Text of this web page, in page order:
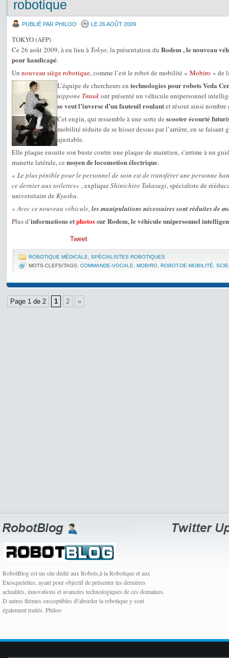
robotique
PUBLIÉ PAR PHILOO LE 26 AOÛT 2009
TOKYO (AFP)
Ce 26 août 2009, à eu lieu à Tokyo, la présentation du Rodem , le nouveau
pour handicapé.
Un nouveau siège robotique, comme l’est le robot de mobilité « Mobiro » de
L’équipe de chercheurs en technologies pour robots Veda
nippone Tmsukont présenté un véhicule unipersonnel
se veut l’inverse d’un fauteuil roulantet résout ainsi nombre
Cet engin, qui ressemble à une sorte de scooter écourté
mobilité réduite de se hisser dessus par l’arrière, en se faisant
ajustable.
Elle plaque ensuite son buste contre une plaque de maintien, s’arrime à un
manette latérale, ce moyen de locomotion électrique.
« Le plus pénible pour le personnel de soin est de transférer une personne
ce dernier aux toilettes« , explique Shinichiro Takasugi, spécialiste de
universitaire de Kyushu.
«Avec ce nouveau véhicule, les manipulations nécessaires sont réduites de
Plus d’informations etphotossur Rodem, le véhicule unipersonnel
Tweet
ROBOTIQUE MÉDICALE
SPÉCIALISTES ROBOTIQUES
MOTS-CLEFS/TAGS: COMMANDE-VOCALE MOBIRO ROBOT-DE-MOBILITÉ
Page 1 de 2 1 2 »
RobotBlog est un site dédié aux Robots,à la Robotique et aux
Exosquelettes, ayant pour objectif de présenter les dernières
actualités, innovations et avancées technologiques de ces domaines.
D autres thèmes susceptibles d\'aborder la robotique y sont
également traités. Philoo